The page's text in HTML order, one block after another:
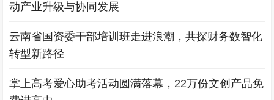
动产业升级与协同发展
云南省国资委干部培训班走进浪潮，共探财务数智化
转型新路径
掌上高考爱心助考活动圆满落幕，22万份文创产品免